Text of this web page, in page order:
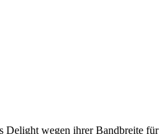
Delight wegen ihrer Bandbreite für